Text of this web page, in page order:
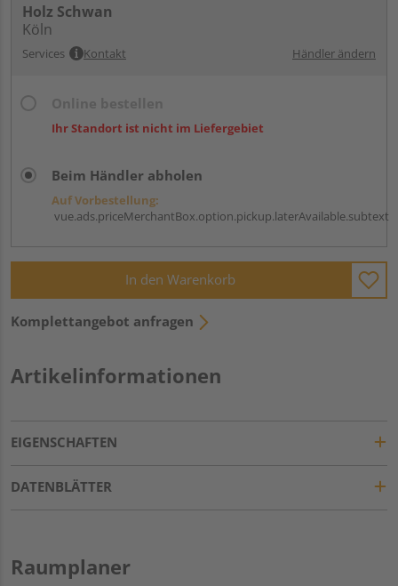
Holz Schwan
Köln
Services Kontakt Händler ändern
Ihr Standort ist nicht im Liefergebiet
Beim Händler abholen
Auf Vorbestellung:
vue.ads.priceMerchantBox.option.pickup.laterAvailable.subtext
In den Warenkorb
Komplettangebot anfragen
Artikelinformationen
EIGENSCHAFTEN
DATENBLÄTTER
Raumplaner